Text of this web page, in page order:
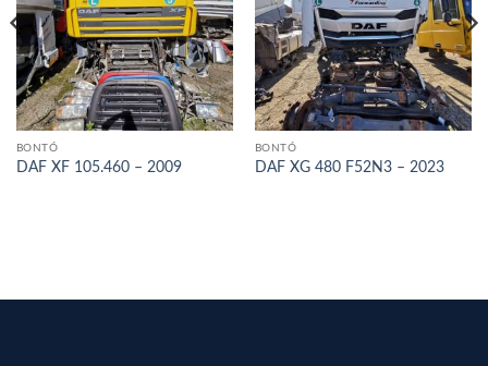
BONTÓ
DAF XF 105.460 – 2009
BONTÓ
DAF XG 480 F52N3 – 2023